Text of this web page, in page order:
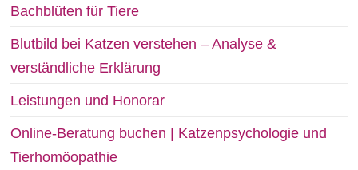
Bachblüten für Tiere
Blutbild bei Katzen verstehen – Analyse &
verständliche Erklärung
Leistungen und Honorar
Online-Beratung buchen | Katzenpsychologie und
Tierhomöopathie